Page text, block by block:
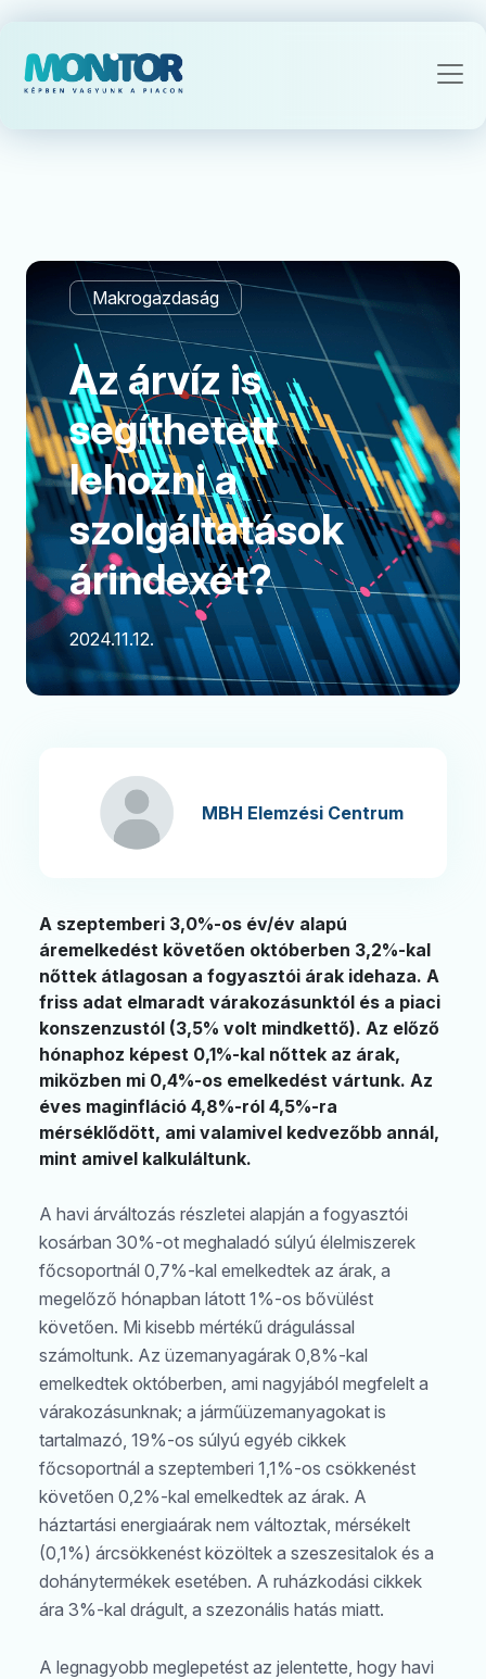
Makrogazdaság
Az árvíz is
segíthetett
lehozni a
szolgáltatások
árindexét?
2024.11.12.
MBH Elemzési Centrum
A szeptemberi 3,0%-os év/év alapú
áremelkedést követően októberben 3,2%-kal
nőttek átlagosan a fogyasztói árak idehaza. A
friss adat elmaradt várakozásunktól és a piaci
konszenzustól (3,5% volt mindkettő). Az előző
hónaphoz képest 0,1%-kal nőttek az árak,
miközben mi 0,4%-os emelkedést vártunk. Az
éves maginfláció 4,8%-ról 4,5%-ra
mérséklődött, ami valamivel kedvezőbb annál,
mint amivel kalkuláltunk.
A havi árváltozás részletei alapján a fogyasztói
kosárban 30%-ot meghaladó súlyú élelmiszerek
főcsoportnál 0,7%-kal emelkedtek az árak, a
megelőző hónapban látott 1%-os bővülést
követően. Mi kisebb mértékű drágulással
számoltunk. Az üzemanyagárak 0,8%-kal
emelkedtek októberben, ami nagyjából megfelelt a
várakozásunknak; a járműüzemanyagokat is
tartalmazó, 19%-os súlyú egyéb cikkek
főcsoportnál a szeptemberi 1,1%-os csökkenést
követően 0,2%-kal emelkedtek az árak. A
háztartási energiaárak nem változtak, mérsékelt
(0,1%) árcsökkenést közöltek a szeszesitalok és a
dohánytermékek esetében. A ruházkodási cikkek
ára 3%-kal drágult, a szezonális hatás miatt.
A legnagyobb meglepetést az jelentette, hogy havi